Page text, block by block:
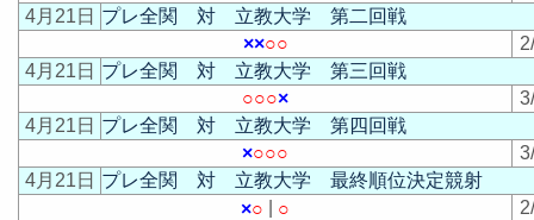
4月21日 プレ全関 対 立教大学 第二回戦
××○○
4月21日 プレ全関 対 立教大学 第三回戦
○○○×
4月21日 プレ全関 対 立教大学 第四回戦
×○○○
4月21日 プレ全関 対 立教大学 最終順位決定競射
×○ ○